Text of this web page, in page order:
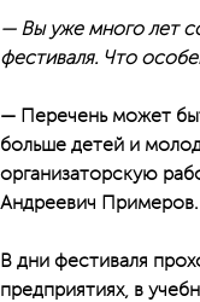
— Вы уже много лет
фестиваля. Что
— Перечень может
больше детей и
организаторскую
Андреевич Примеров.
В дни фестиваля
предприятиях, в